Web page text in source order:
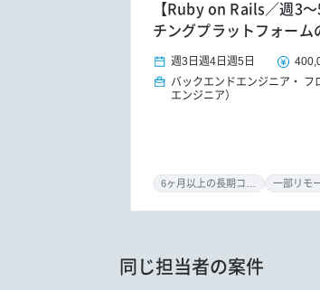
【Ruby on Rails／週3
チングプラットフォー
週3日 週4日 週5日
バックエンドエンジニア
フ
エンジニア）
一部リモ
同じ担当者の案件